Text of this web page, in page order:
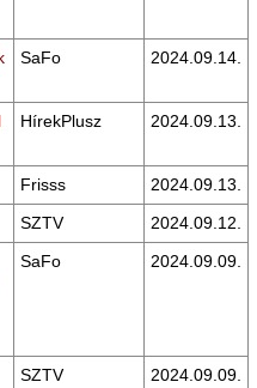
SaFo 2024.09.14.
HírekPlusz 2024.09.13.
Frisss
2024.09.13.
SZTV
2024.09.12.
SaFo 2024.09.09.
SZTV 2024.09.09.